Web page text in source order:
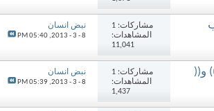
مشاركات: 1
المشاهدات:
11,041
نبض انسان
8 - 3 - 2013,
05:40 PM
و((
مشاركات: 1
المشاهدات:
1,437
نبض انسان
8 - 3 - 2013,
05:39 PM